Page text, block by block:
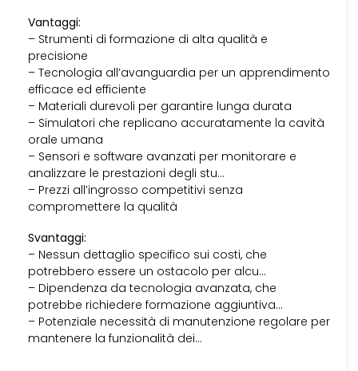
Vantaggi:
– Strumenti di formazione di alta qualità e
precisione
– Tecnologia all’avanguardia per un apprendimento
efficace ed efficiente
– Materiali durevoli per garantire lunga durata
– Simulatori che replicano accuratamente la cavità
orale umana
– Sensori e software avanzati per monitorare e
analizzare le prestazioni degli stu…
– Prezzi all’ingrosso competitivi senza
compromettere la qualità
Svantaggi:
– Nessun dettaglio specifico sui costi, che
potrebbero essere un ostacolo per alcu…
– Dipendenza da tecnologia avanzata, che
potrebbe richiedere formazione aggiuntiva…
– Potenziale necessità di manutenzione regolare per
mantenere la funzionalità dei…